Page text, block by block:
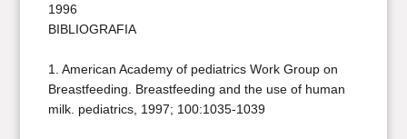
1996
BIBLIOGRAFIA
1. American Academy of pediatrics Work Group on
Breastfeeding. Breastfeeding and the use of human
milk. pediatrics, 1997; 100:1035-1039